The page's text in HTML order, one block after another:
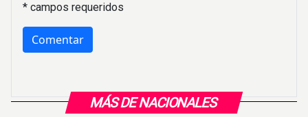
MÁS DE NACIONALES
* campos requeridos